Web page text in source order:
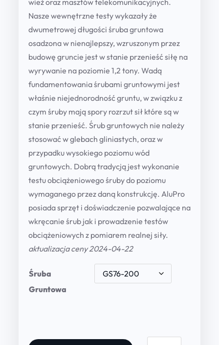
z
ł
t
r
o
u
g
h
1
4
6
,
0
0
Nasze wewnętrzne testy wykazały że
dwumetrowej długości śruba gruntowa
osadzona w nienajlepszy, wzruszonym przez
budowę gruncie jest w stanie przenieść siłę na
wyrywanie na poziomie 1,2 tony. Wadą
fundamentowania śrubami gruntowymi jest
właśnie niejednorodność gruntu, w związku z
czym śruby mają spory rozrzut sił które są w
stanie przenieść. Śrub gruntowych nie należy
stosować w glebach gliniastych, oraz w
przypadku wysokiego poziomu wód
gruntowych. Dobrą tradycją jest wykonanie
testu obciążeniowego śruby do poziomu
wymaganego przez daną konstrukcję. AluPro
posiada sprzęt i doświadczenie pozwalające na
wkręcanie śrub jak i prowadzenie testów
obciążeniowych z pomiarem realnej siły.
aktualizacja ceny 2024-04-22
Śruba
Gruntowa